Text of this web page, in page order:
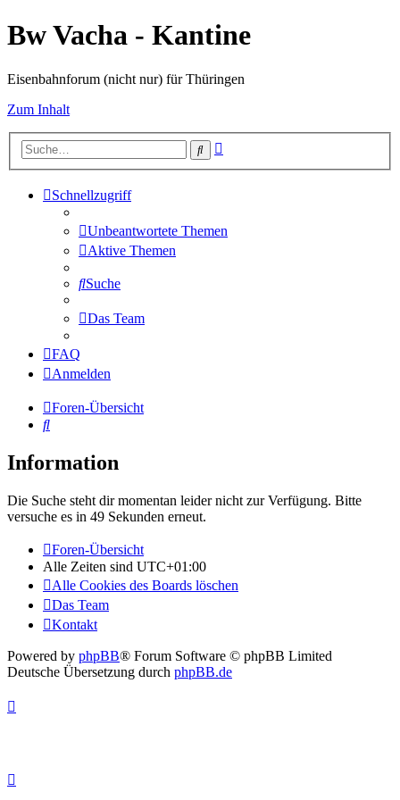
Bw Vacha - Kantine
Eisenbahnforum (nicht nur) für Thüringen
Zum Inhalt
Suche
Schnellzugriff
Unbeantwortete Themen
Aktive Themen
Suche
Das Team
FAQ
Anmelden
Foren-Übersicht
Suche
Information
Die Suche steht dir momentan leider nicht zur Verfügung. Bitte
versuche es in 49 Sekunden erneut.
Foren-Übersicht
Alle Zeiten sind UTC+01:00
Alle Cookies des Boards löschen
Das Team
Kontakt
Powered by phpBB® Forum Software © phpBB Limited
Deutsche Übersetzung durch phpBB.de